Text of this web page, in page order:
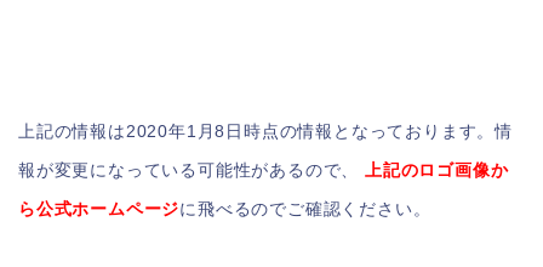
上記の情報は2020年1月8日時点の情報となっております。情
報が変更になっている可能性があるので、
上記のロゴ画像か
ら公式ホームページに飛べるのでご確認ください。